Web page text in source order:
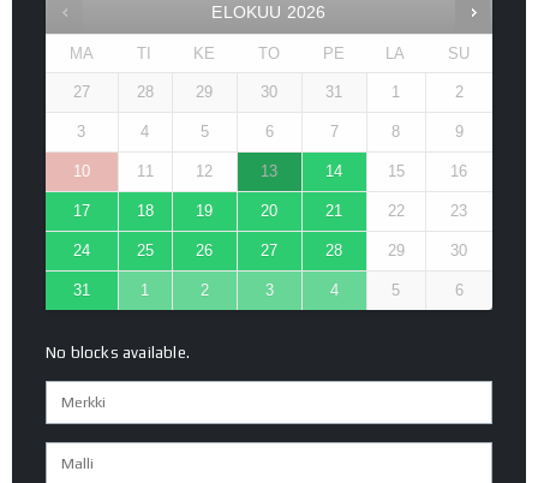
ELOKUU 2026
MA TI KE TO PE LA SU
27 28 29 30 31 1 2
3 4 5 6 7 8 9
10 11 12 13 14 15 16
17 18 19 20 21 22 23
24 25 26 27 28 29 30
31 1 2 3 4 5 6
No blocks available.